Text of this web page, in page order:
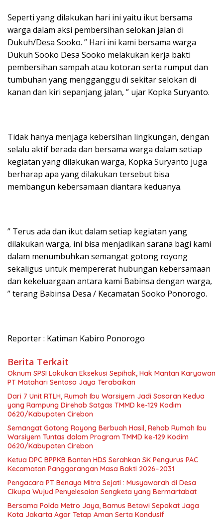
Seperti yang dilakukan hari ini yaitu ikut bersama
warga dalam aksi pembersihan selokan jalan di
Dukuh/Desa Sooko. ” Hari ini kami bersama warga
Dukuh Sooko Desa Sooko melakukan kerja bakti
pembersihan sampah atau kotoran serta rumput dan
tumbuhan yang mengganggu di sekitar selokan di
kanan dan kiri sepanjang jalan, ” ujar Kopka Suryanto.
Tidak hanya menjaga kebersihan lingkungan, dengan
selalu aktif berada dan bersama warga dalam setiap
kegiatan yang dilakukan warga, Kopka Suryanto juga
berharap apa yang dilakukan tersebut bisa
membangun kebersamaan diantara keduanya.
” Terus ada dan ikut dalam setiap kegiatan yang
dilakukan warga, ini bisa menjadikan sarana bagi kami
dalam menumbuhkan semangat gotong royong
sekaligus untuk mempererat hubungan kebersamaan
dan kekeluargaan antara kami Babinsa dengan warga,
” terang Babinsa Desa / Kecamatan Sooko Ponorogo.
Reporter : Katiman Kabiro Ponorogo
Berita Terkait
Oknum SPSI Lakukan Eksekusi Sepihak, Hak Mantan Karyawan
PT Matahari Sentosa Jaya Terabaikan
Dari 7 Unit RTLH, Rumah Ibu Warsiyem Jadi Sasaran Kedua
yang Rampung Direhab Satgas TMMD ke-129 Kodim
0620/Kabupaten Cirebon
Semangat Gotong Royong Berbuah Hasil, Rehab Rumah Ibu
Warsiyem Tuntas dalam Program TMMD ke-129 Kodim
0620/Kabupaten Cirebon
Ketua DPC BPPKB Banten HDS Serahkan SK Pengurus PAC
Kecamatan Panggarangan Masa Bakti 2026–2031
Pengacara PT Benaya Mitra Sejati : Musyawarah di Desa
Cikupa Wujud Penyelesaian Sengketa yang Bermartabat
Bersama Polda Metro Jaya, Bamus Betawi Sepakat Jaga
Kota Jakarta Agar Tetap Aman Serta Kondusif